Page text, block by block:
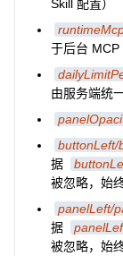
Skill 配置）
于后台 MCP
由服务端统
buttonLeft/
据
被忽略，始
panelLeft/
据
被忽略，始